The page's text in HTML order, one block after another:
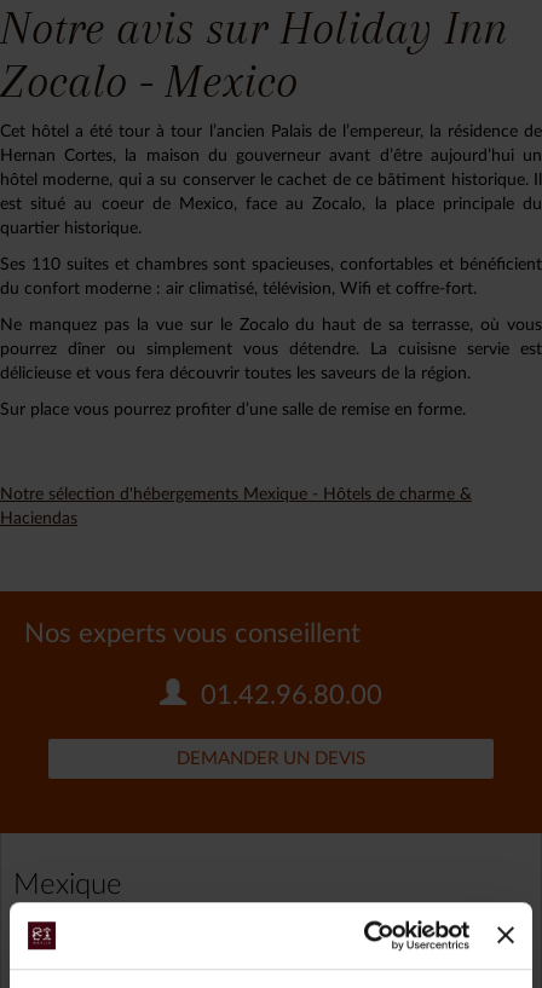
Notre avis sur Holiday Inn
Zocalo - Mexico
Cet hôtel a été tour à tour l’ancien Palais de l’empereur, la résidence de
Hernan Cortes, la maison du gouverneur avant d’être aujourd’hui un
hôtel moderne, qui a su conserver le cachet de ce bâtiment historique. Il
est situé au coeur de Mexico, face au Zocalo, la place principale du
quartier historique.
Ses 110 suites et chambres sont spacieuses, confortables et bénéficient
du confort moderne : air climatisé, télévision, Wifi et coffre-fort.
Ne manquez pas la vue sur le Zocalo du haut de sa terrasse, où vous
pourrez dîner ou simplement vous détendre. La cuisisne servie est
délicieuse et vous fera découvrir toutes les saveurs de la région.
Sur place vous pourrez profiter d’une salle de remise en forme.
Notre sélection d'hébergements Mexique - Hôtels de charme &
Haciendas
Nos experts vous conseillent
01.42.96.80.00
DEMANDER UN DEVIS
Mexique
TOUS NOS VOYAGES MEXIQUE